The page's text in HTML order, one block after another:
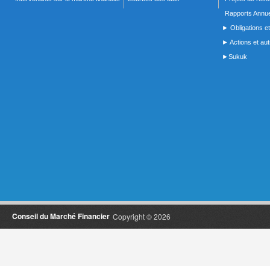
Rapports
► Obligations
► Actions et
►Sukuk
Copyright © 2026
Conseil du Marché Financier